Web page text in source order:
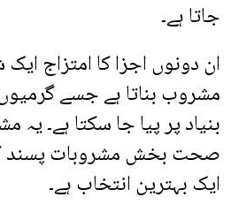
جاتا ہے۔
ان دونوں اجزا کا امتزاج
مشروب بناتا ہے جسے
بنیاد پر پیا جا سکتا ہے۔
صحت بخش مشروبات پسند
ایک بہترین انتخاب ہے۔